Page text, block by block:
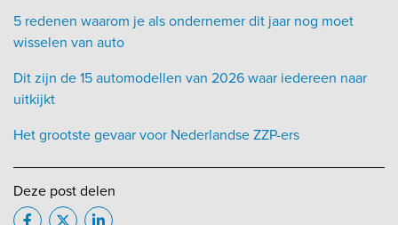
5 redenen waarom je als ondernemer dit jaar nog moet
wisselen van auto
Dit zijn de 15 automodellen van 2026 waar iedereen naar
uitkijkt
Het grootste gevaar voor Nederlandse ZZP-ers
Deze post delen